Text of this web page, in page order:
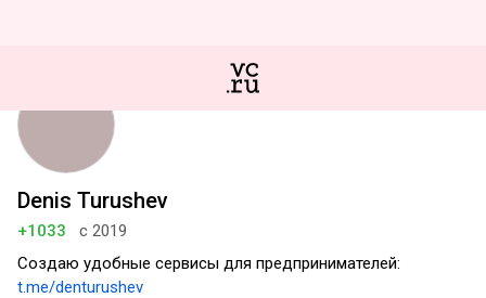
Denis Turushev
+1033
с 2019
Создаю удобные сервисы для предпринимателей:
t.me/denturushev